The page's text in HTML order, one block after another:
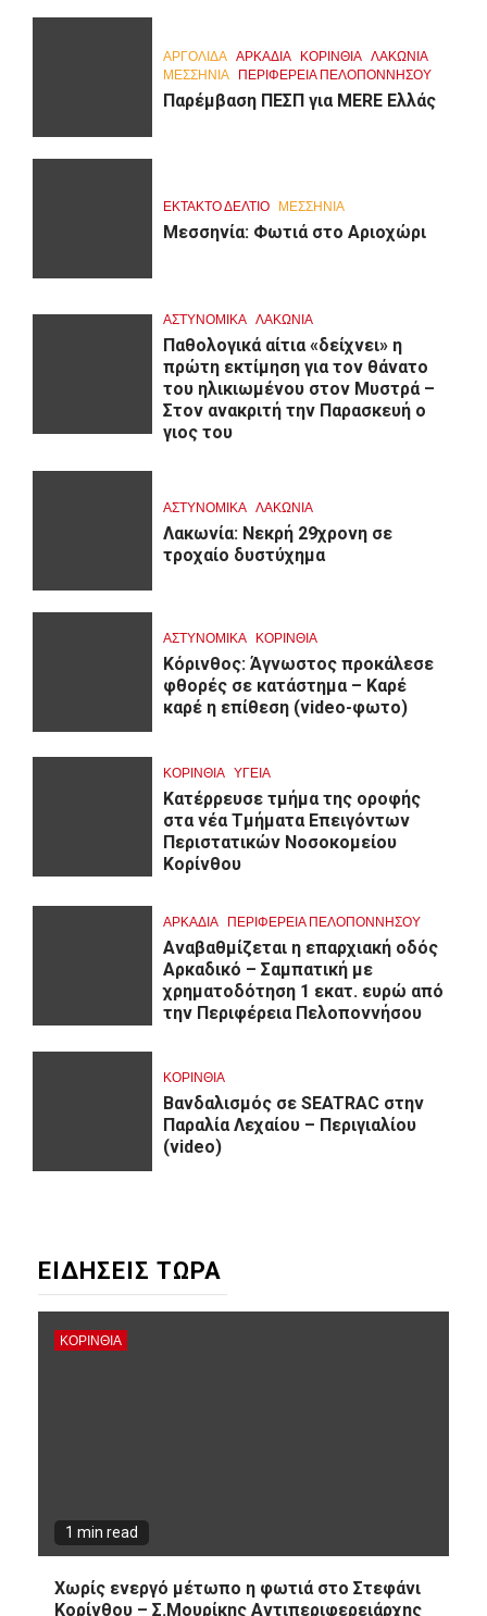
ΑΡΓΟΛΙΔΑ ΑΡΚΑΔΊΑ ΚΟΡΙΝΘΊΑ ΛΑΚΩΝΙΑ
ΜΕΣΣΗΝΙΑ ΠΕΡΙΦΈΡΕΙΑ ΠΕΛΟΠΟΝΝΉΣΟΥ
Παρέμβαση ΠΕΣΠ για MERE Ελλάς
ΕΚΤΑΚΤΟ ΔΕΛΤΙΟ ΜΕΣΣΗΝΙΑ
Μεσσηνία: Φωτιά στο Αριοχώρι
ΑΣΤΥΝΟΜΙΚΑ ΛΑΚΩΝΙΑ
Παθολογικά αίτια «δείχνει» η
πρώτη εκτίμηση για τον θάνατο
του ηλικιωμένου στον Μυστρά –
Στον ανακριτή την Παρασκευή ο
γιος του
ΑΣΤΥΝΟΜΙΚΑ ΛΑΚΩΝΙΑ
Λακωνία: Νεκρή 29χρονη σε
τροχαίο δυστύχημα
ΑΣΤΥΝΟΜΙΚΑ ΚΟΡΙΝΘΊΑ
Κόρινθος: Άγνωστος προκάλεσε
φθορές σε κατάστημα – Καρέ
καρέ η επίθεση (video-φωτο)
ΚΟΡΙΝΘΊΑ ΥΓΕΙΑ
Kατέρρευσε τμήμα της οροφής
στα νέα Τμήματα Επειγόντων
Περιστατικών Νοσοκομείου
Κορίνθου
ΑΡΚΑΔΊΑ ΠΕΡΙΦΈΡΕΙΑ ΠΕΛΟΠΟΝΝΉΣΟΥ
Αναβαθμίζεται η επαρχιακή οδός
Αρκαδικό – Σαμπατική με
χρηματοδότηση 1 εκατ. ευρώ από
την Περιφέρεια Πελοποννήσου
ΚΟΡΙΝΘΊΑ
Βανδαλισμός σε SEATRAC στην
Παραλία Λεχαίου – Περιγιαλίου
(video)
ΕΙΔΗΣΕΙΣ ΤΩΡΑ
ΚΟΡΙΝΘΊΑ
1 min read
Χωρίς ενεργό μέτωπο η φωτιά στο Στεφάνι
Κορίνθου – Σ.Μουρίκης Αντιπεριφερειάρχης